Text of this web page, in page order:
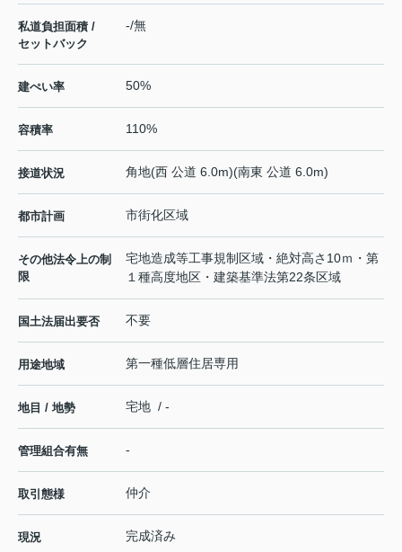
私道負担面積 /
セットバック
-/無
建ぺい率 50%
容積率 110%
接道状況 角地(西 公道 6.0m)(南東 公道 6.0m)
都市計画 市街化区域
その他法令上の制
限
宅地造成等工事規制区域・絶対高さ10ｍ・第
１種高度地区・建築基準法第22条区域
国土法届出要否 不要
用途地域 第一種低層住居専用
地目 / 地勢 宅地 / -
管理組合有無 -
取引態様 仲介
現況 完成済み